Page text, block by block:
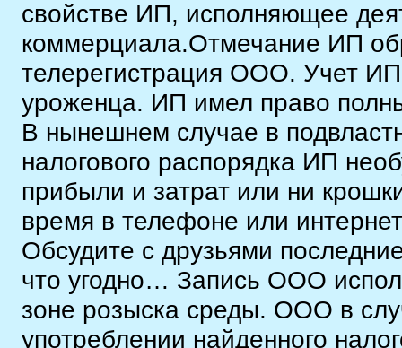
свойстве ИП, исполняющее
коммерциала.Отмечание ИП
телерегистрация ООО. Учет ИП
уроженца. ИП имел право
В нынешнем случае в
налогового распорядка ИП
прибыли и затрат или ни
время в телефоне или
Обсудите с друзьями
что угодно… Запись ООО
зоне розыска среды. ООО в
употреблении найденного